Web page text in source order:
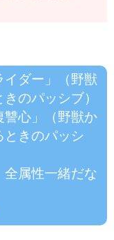
イダー」（野獣
のパッシブ）
讐心」（野獣か
ときのパッシ
全属性一緒だな